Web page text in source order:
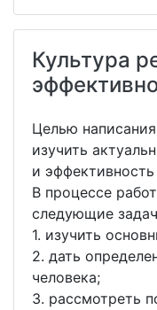
Культура
Целью
изучить
и
В процессе
следующие
1. изучить
2. дать
человека;
3. рассмотреть